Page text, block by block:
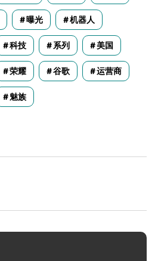
曝光 机器人
科技 系列 美国
荣耀 谷歌 运营商
魅族